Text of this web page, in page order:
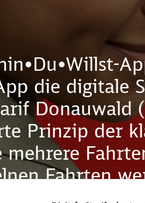
die digitale
Donauwald
Prinzip der
mehrere
Fahrten
Bereits